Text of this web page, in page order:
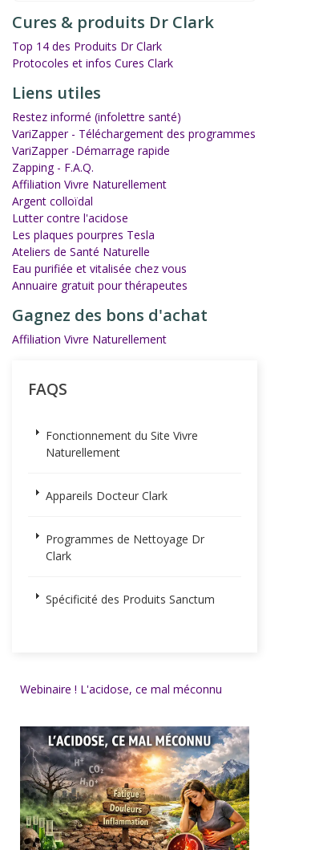
Cures & produits Dr Clark
Top 14 des Produits Dr Clark
Protocoles et infos Cures Clark
Liens utiles
Restez informé (infolettre santé)
VariZapper - Téléchargement des programmes
VariZapper -Démarrage rapide
Zapping - F.A.Q.
Affiliation Vivre Naturellement
Argent colloïdal
Lutter contre l'acidose
Les plaques pourpres Tesla
Ateliers de Santé Naturelle
Eau purifiée et vitalisée chez vous
Annuaire gratuit pour thérapeutes
Gagnez des bons d'achat
Affiliation Vivre Naturellement
FAQS
Fonctionnement du Site Vivre
Naturellement
Appareils Docteur Clark
Programmes de Nettoyage Dr
Clark
Spécificité des Produits Sanctum
Webinaire ! L'acidose, ce mal méconnu